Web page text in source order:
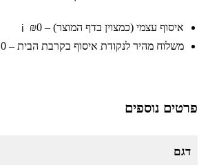
איסוף עצמי (כמצוין בדף המוצר) – ₪0 ℹ️
משלוח מהיר לנקודת איסוף בקרבת הבית – ₪0
פרטים נוספים
דגם